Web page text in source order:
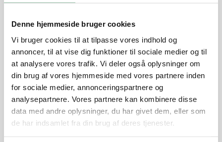
Denne hjemmeside bruger cookies
Vi bruger cookies til at tilpasse vores indhold og
annoncer, til at vise dig funktioner til sociale medier og til
at analysere vores trafik. Vi deler også oplysninger om
din brug af vores hjemmeside med vores partnere inden
for sociale medier, annonceringspartnere og
analysepartnere. Vores partnere kan kombinere disse
data med andre oplysninger, du har givet dem, eller som
de har indsamlet fra din brug af deres tjenester.
Skærevejledning
Grundtilberedningsanvisning i gryde
Grundtilberedningsanvisning i ovn